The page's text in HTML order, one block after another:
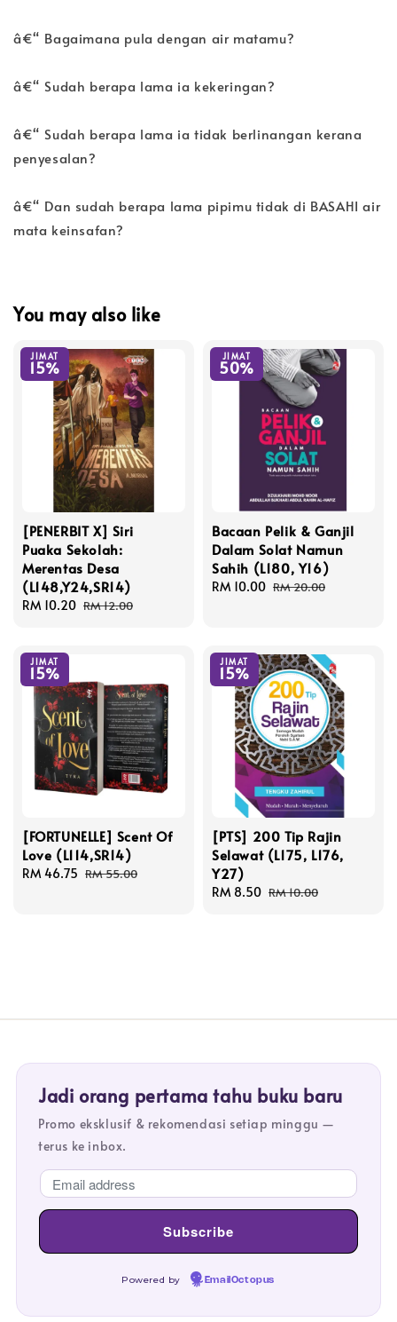
â€“ Bagaimana pula dengan air matamu?
â€“ Sudah berapa lama ia kekeringan?
â€“ Sudah berapa lama ia tidak berlinangan kerana
penyesalan?
â€“ Dan sudah berapa lama pipimu tidak di BASAHI air
mata keinsafan?
You may also like
JIMAT
15%
[PENERBIT X] Siri
Puaka Sekolah:
Merentas Desa
(L148,Y24,SR14)
Sale
RM 10.20 Regular
RM 12.00
JIMAT
50%
Bacaan Pelik & Ganjil
Dalam Solat Namun
Sahih (L180, Y16)
Sale
RM 10.00 Regular
RM 20.00
JIMAT
15%
[FORTUNELLE] Scent Of
Love (L114,SR14)
Sale
RM 46.75 Regular
RM 55.00
JIMAT
15%
[PTS] 200 Tip Rajin
Selawat (L175, L176,
Y27)
Sale
RM 8.50 Regular
RM 10.00
Jadi orang pertama tahu buku baru
Promo eksklusif & rekomendasi setiap minggu —
terus ke inbox.
Powered by EmailOctopus